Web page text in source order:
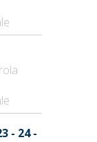
- 24 -